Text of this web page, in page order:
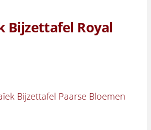
Bijzettafel Royal